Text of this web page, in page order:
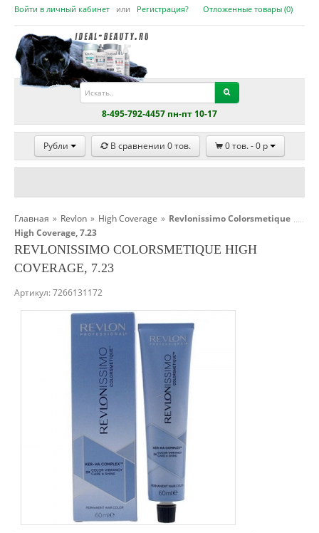
Войти в личный кабинет или Регистрация? Отложенные товары (0)
8-495-792-4457 пн-пт 10-17
Рубли В сравнении 0тов. 0тов. -0 p
Главная » Revlon » High Coverage » Revlonissimo Colorsmetique
High Coverage, 7.23
REVLONISSIMO COLORSMETIQUE HIGH
COVERAGE, 7.23
Артикул:7266131172